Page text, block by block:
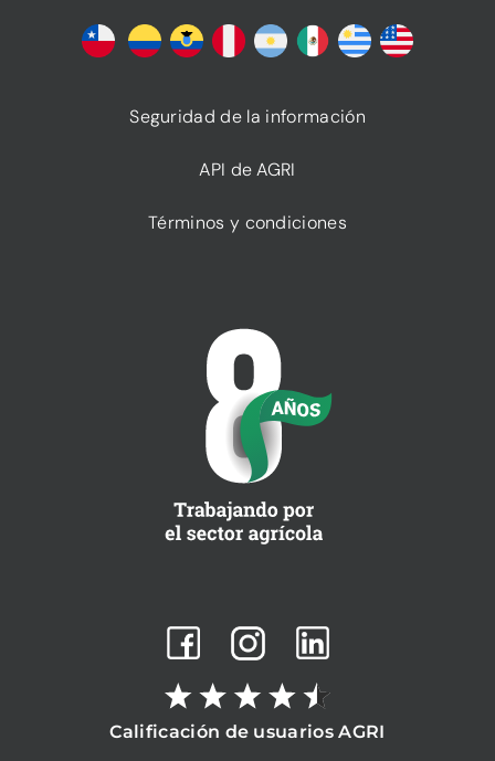
Seguridad de la información
API de AGRI
Términos y condiciones
Calificación de usuarios AGRI